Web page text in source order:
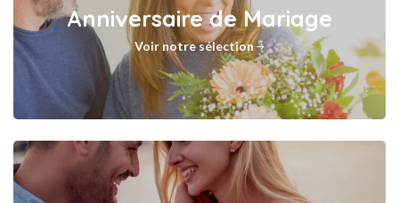
Anniversaire de Mariage
Voir notre sélection